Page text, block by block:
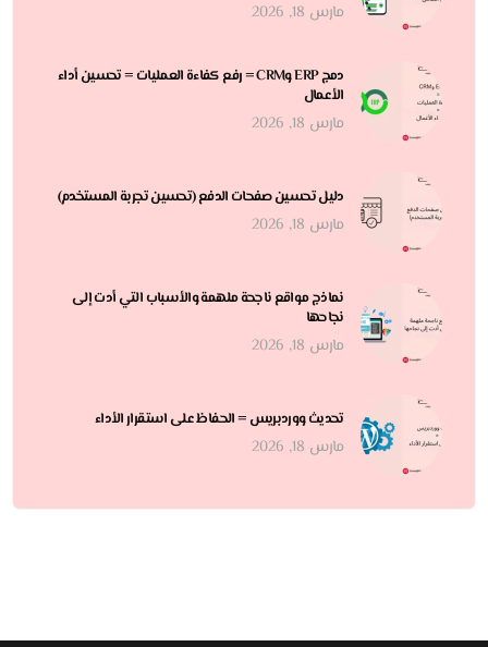
مارس 18, 2026
دمج ERP وCRM = رفع كفاءة العمليات = تحسين أداء
الأعمال
مارس 18, 2026
دليل تحسين صفحات الدفع (تحسين تجربة المستخدم)
مارس 18, 2026
نماذج مواقع ناجحة ملهمة والأسباب التي أدت إلى
نجاحها
مارس 18, 2026
تحديث ووردبريس = الحفاظ على استقرار الأداء
مارس 18, 2026